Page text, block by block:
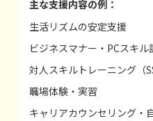
主な支援内容の例：
生活リズムの安定支援
ビジネスマナー・PCスキル
対人スキルトレーニング（
職場体験・実習
キャリアカウンセリング